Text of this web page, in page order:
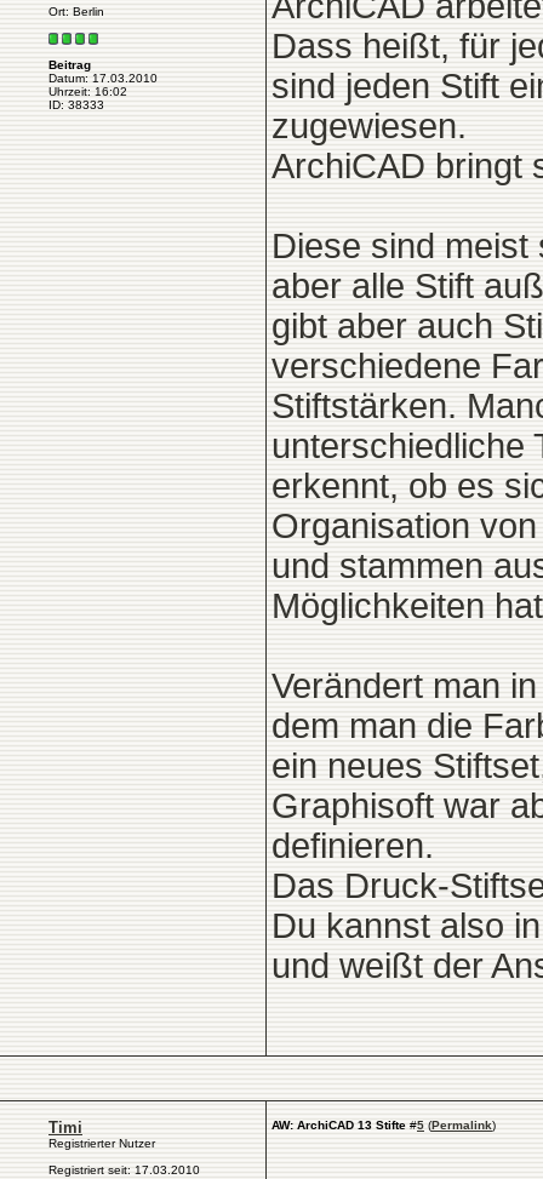
Ort: Berlin
Beitrag
Datum: 17.03.2010
Uhrzeit: 16:02
ID: 38333
Dass heißt, für
sind jeden Stift
zugewiesen.
ArchiCAD bringt
Diese sind
aber alle Stift
gibt aber auch
verschiedene
Stiftstärken.
unterschiedliche
erkennt, ob es
Organisation
und stammen
Möglichkeiten
Verändert man
dem man die
ein neues
Graphisoft war
definieren.
Das Druck-
Du kannst also
und weißt der
Timi
Registrierter Nutzer
Registriert seit: 17.03.2010
AW: ArchiCAD 13 Stifte #5 (Permalink)